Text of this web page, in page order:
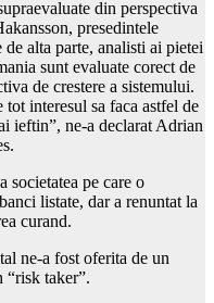
din perspectiva
presedintele
alta parte, analisti ai pietei
sunt evaluate corect de
de crestere a sistemului.
interesul sa faca astfel de
ieftin”, ne-a declarat Adrian
societatea pe care o
listate, dar a renuntat la
curand.
ne-a fost oferita de un
“risk taker”.